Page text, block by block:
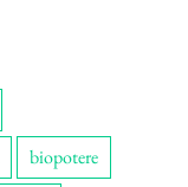
biopotere